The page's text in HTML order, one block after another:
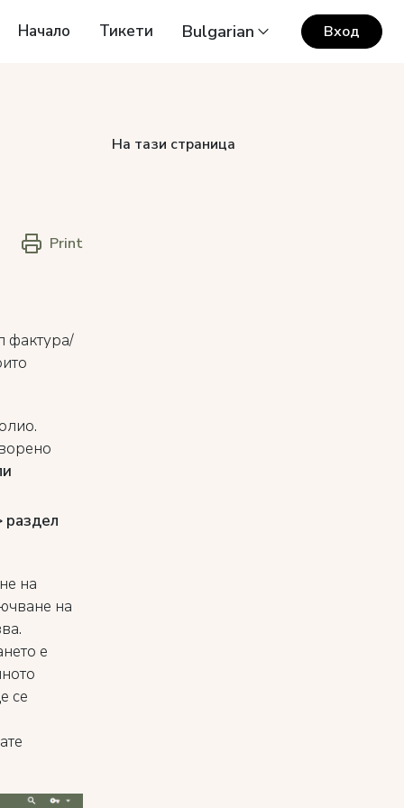
Начало Тикети Bulgarian Вход
Print
фактура/
раздел
на
на
е
се
На тази страница